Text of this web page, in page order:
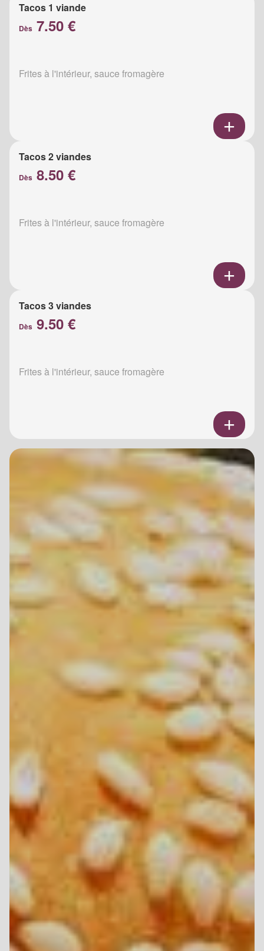
Tacos 1 viande
Dès 7.50 €
Frites à l'intérieur, sauce fromagère
Tacos 2 viandes
Dès 8.50 €
Frites à l'intérieur, sauce fromagère
Tacos 3 viandes
Dès 9.50 €
Frites à l'intérieur, sauce fromagère